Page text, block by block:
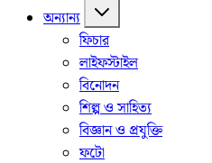
অন্যান্য
ফিচার
লাইফস্টাইল
বিনোদন
শিল্প ও সাহিত্য
বিজ্ঞান ও প্রযুক্তি
ফটো